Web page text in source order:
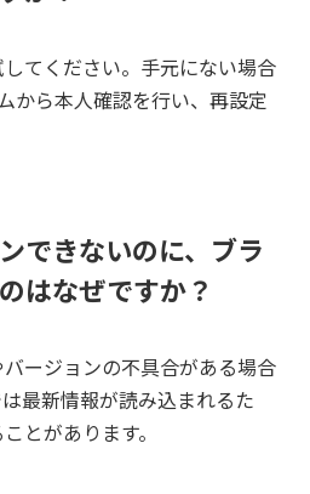
てください。手元にない場合
から本人確認を行い、再設定
できないのに、ブラ
はなぜですか？
ージョンの不具合がある場合
最新情報が読み込まれるた
とがあります。